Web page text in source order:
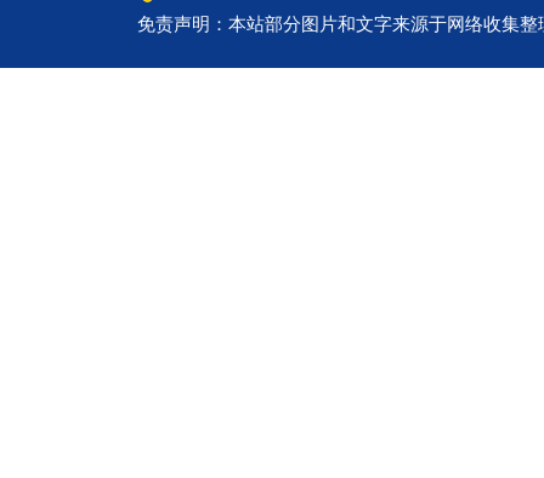
免责声明：本站部分图片和文字来源于网络收集